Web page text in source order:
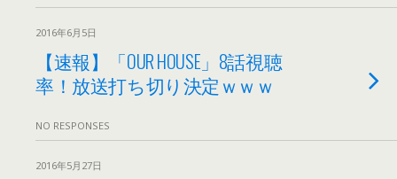
2016年6月5日
【速報】「OUR HOUSE」8話視聴
率！放送打ち切り決定ｗｗｗ
NO RESPONSES
2016年5月27日